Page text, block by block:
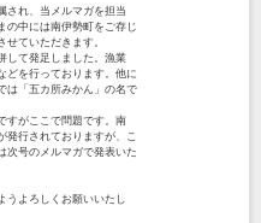
され、当メルマガを担当
の中には南伊勢町をご存じ
ていただきます。
して発足しました。漁業
どを行っております。他に
は「五カ所みかん」の名で
すがここで問題です。南
発行されておりますが、こ
次号のメルマガで発表いた
うよろしくお願いいたし